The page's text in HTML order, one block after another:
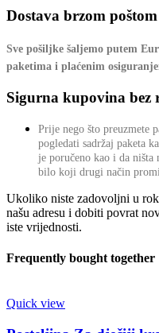
Dostava brzom
Sve pošiljke šaljemo putem
paketima i plaćenim
Sigurna kupovina bez
Prije nego što preuzmete
pogledati sadržaj paketa
je poručeno kao i da ništa
bilo koji drugi način
Ukoliko niste zadovoljni u
našu adresu i dobiti povrat
iste vrijednosti.
Frequently bought together
Quick view